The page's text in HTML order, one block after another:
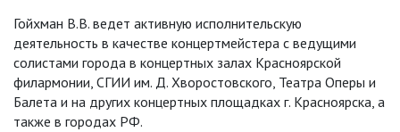
Гойхман В.В. ведет активную исполнительскую
деятельность в качестве концертмейстера с ведущими
солистами города в концертных залах Красноярской
филармонии, СГИИ им. Д. Хворостовского, Театра Оперы и
Балета и на других концертных площадках г. Красноярска, а
также в городах РФ.